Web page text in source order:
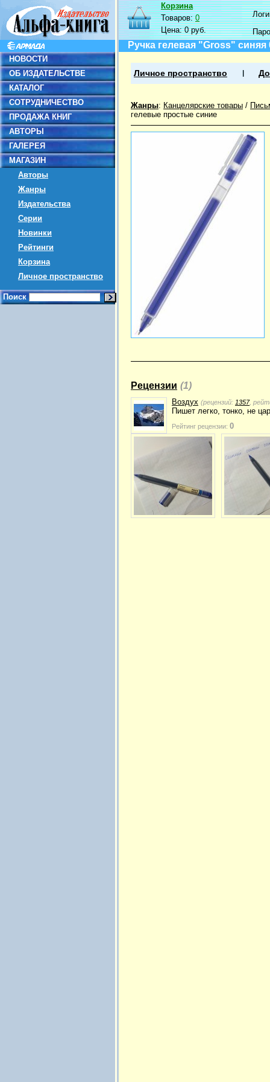
НОВОСТИ
ОБ ИЗДАТЕЛЬСТВЕ
КАТАЛОГ
СОТРУДНИЧЕСТВО
ПРОДАЖА КНИГ
АВТОРЫ
ГАЛЕРЕЯ
МАГАЗИН
Авторы
Жанры
Издательства
Серии
Новинки
Рейтинги
Корзина
Личное пространство
Поиск
Корзина
Товаров:0
Цена:0 руб.
Ручка гелевая "Gross" синяя
Личное пространство
Жанры: Канцелярские товары /
гелевые простые синие
Рецензии (1)
Воздух (рецензий: 1357,
Пишет легко, тонко, не
Рейтинг рецензии: 0